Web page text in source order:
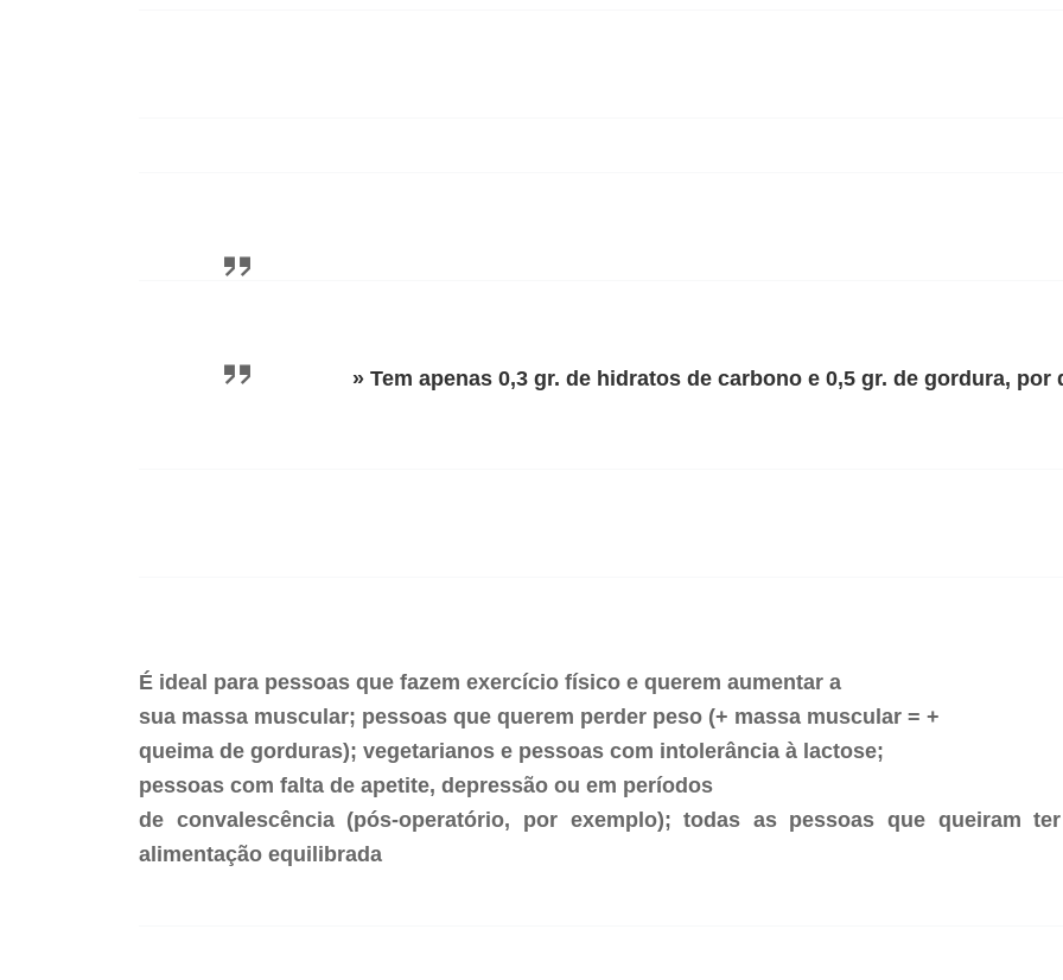
» Tem apenas 0,3 gr. de hidratos de carbono e 0,5 gr. de gordura, por
É ideal para pessoas que fazem exercício físico e querem aumentar a
sua massa muscular; pessoas que querem perder peso (+ massa muscular = +
queima de gorduras); vegetarianos e pessoas com intolerância à lactose;
pessoas com falta de apetite, depressão ou em períodos
de convalescência (pós-operatório, por exemplo); todas as pessoas que queiram
alimentação equilibrada